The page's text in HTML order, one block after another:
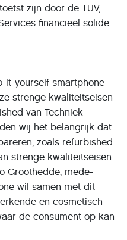
zijn door de TÜV,
financieel solide
it-yourself smartphone-
strenge kwaliteitseisen
van Techniek
wij het belangrijk dat
zoals refurbished
strenge kwaliteitseisen
Groothedde, mede-
wil samen met dit
en cosmetisch
de consument op kan